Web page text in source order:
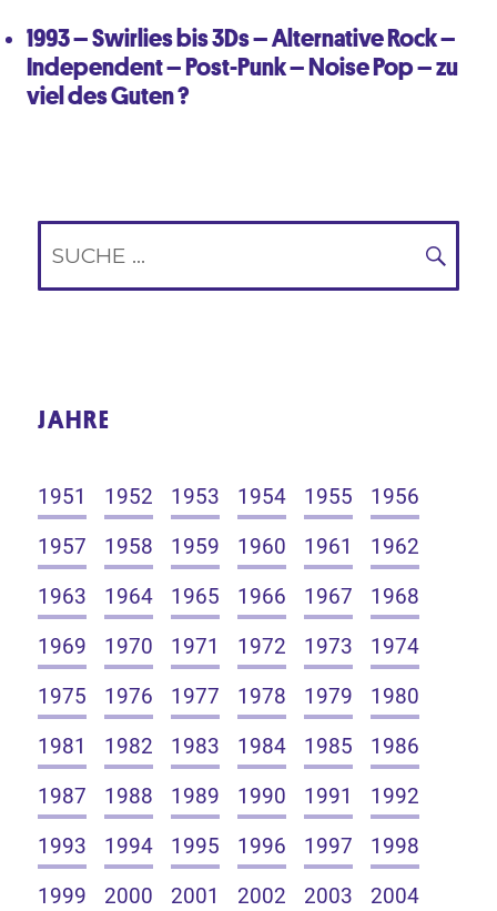
1993 – Swirlies bis 3Ds – Alternative Rock –
Independent – Post-Punk – Noise Pop – zu
viel des Guten ?
JAHRE
1951 1952 1953 1954 1955
1956
1957
1958 1959 1960 1961
1962
1963
1964 1965 1966 1967
1968
1969
1970 1971 1972 1973
1974
1975
1976 1977 1978 1979
1980
1981
1982 1983 1984 1985
1986
1987
1988 1989 1990 1991
1992
1993
1994 1995 1996 1997
1998
1999
2000 2001 2002 2003 2004